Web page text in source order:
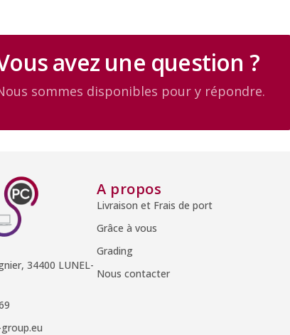
avez une question ?
sommes disponibles pour y répondre.
34400 LUNEL-
A propos
Livraison et Frais de port
Grâce à vous
Grading
Nous contacter